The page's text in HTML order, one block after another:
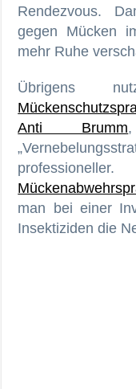
Rendezvous.
gegen Mücken
mehr Ruhe
Übrigens
Anti Brumm
man bei einer
Insektiziden die